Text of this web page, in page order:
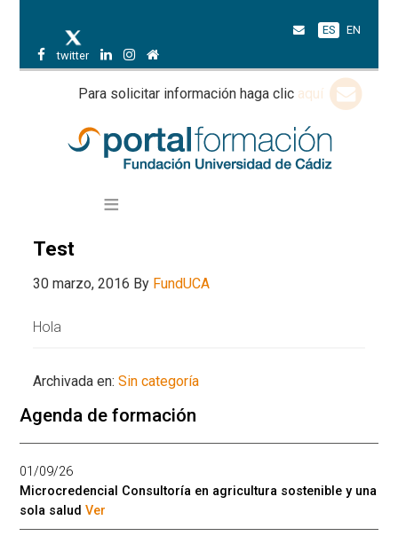
twitter
ES EN
Para solicitar información haga clic aquí
Test
30 marzo, 2016 By FundUCA
Hola
Archivada en:Sin categoría
Agenda de formación
01/09/26
Microcredencial Consultoría en agricultura sostenible y una
sola saludVer